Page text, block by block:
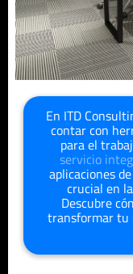
En ITD
contar con
para el
servicio
aplicaciones
crucial en
Descubre
transformar tu